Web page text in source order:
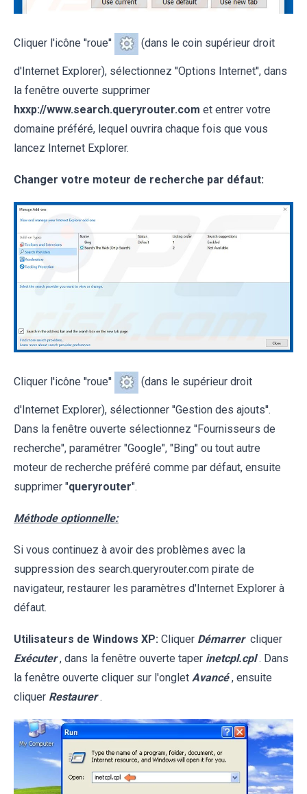
Cliquer l'icône ''roue'' (dans le coin supérieur droit
d'Internet Explorer), sélectionnez ''Options Internet'', dans
la fenêtre ouverte supprimer
hxxp://www.search.queryrouter.com et entrer votre
domaine préféré, lequel ouvrira chaque fois que vous
lancez Internet Explorer.
Changer votre moteur de recherche par défaut:
Cliquer l'icône ''roue'' (dans le supérieur droit
d'Internet Explorer), sélectionner ''Gestion des ajouts''.
Dans la fenêtre ouverte sélectionnez ''Fournisseurs de
recherche'', paramétrer "Google", "Bing" ou tout autre
moteur de recherche préféré comme par défaut, ensuite
supprimer "queryrouter".
Méthode optionnelle:
Si vous continuez à avoir des problèmes avec la
suppression des search.queryrouter.com pirate de
navigateur, restaurer les paramètres d'Internet Explorer à
défaut.
Utilisateurs de Windows XP: Cliquer Démarrer cliquer
Exécuter , dans la fenêtre ouverte taper inetcpl.cpl . Dans
la fenêtre ouverte cliquer sur l'onglet Avancé , ensuite
cliquer Restaurer .